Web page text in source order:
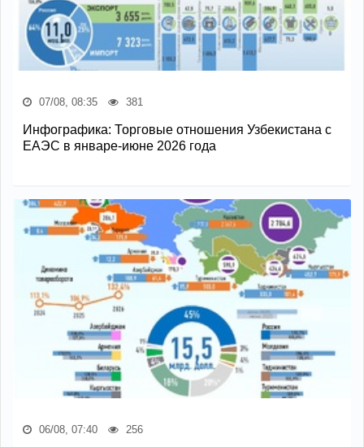
07/08, 08:35 381
Инфографика: Торговые отношения Узбекистана с
ЕАЭС в январе-июне 2026 года
06/08, 07:40 256